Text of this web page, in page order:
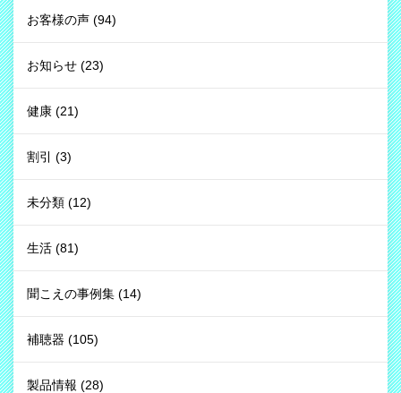
お客様の声 (94)
お知らせ (23)
健康 (21)
割引 (3)
未分類 (12)
生活 (81)
聞こえの事例集 (14)
補聴器 (105)
製品情報 (28)